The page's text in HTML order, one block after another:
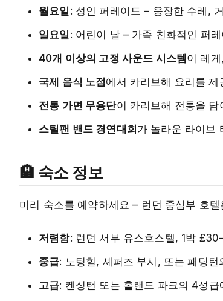
월요일 : 성인 퍼레이드 – 웅장한 수레,
일요일 : 어린이 날 – 가족 친화적인 퍼
40개 이상의 고정 사운드 시스템 이 레
국제 음식 노점에서 카리브해 요리를
전통 가면 무용단이 카리브해 전통을
스틸팬 밴드 경연대회 가 놀라운 라이브
🏨 숙소 정보
미리 숙소를 예약하세요 – 런던 중심부 호
저렴함: 런던 서부 유스호스텔, 1박
중급: 노팅힐, 셰퍼즈 부시, 또는 패딩
고급: 켄싱턴 또는 홀랜드 파크의 4성